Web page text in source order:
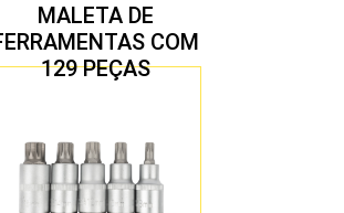
MALETA DE
COM
129 PEÇAS